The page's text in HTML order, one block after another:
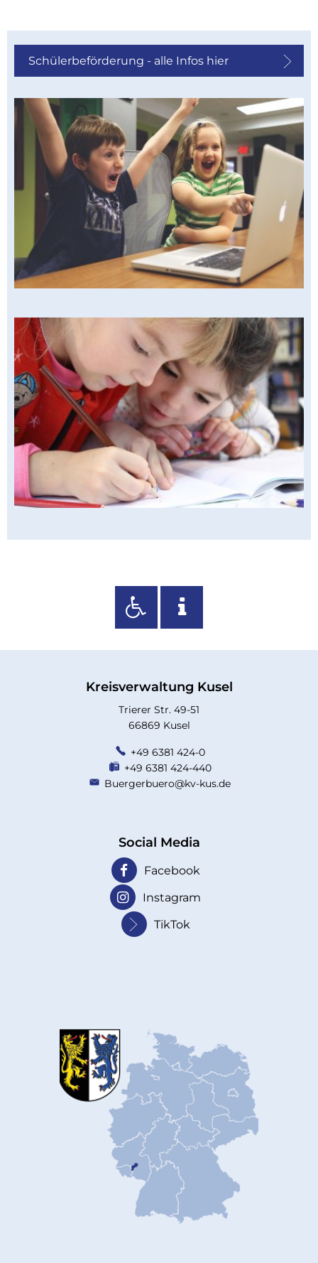
Schülerbeförderung - alle Infos hier
Kreisverwaltung Kusel
Trierer Str. 49-51
66869 Kusel
+49 6381 424-0
+49 6381 424-440
Buergerbuero@kv-kus.de
Social Media
Facebook
Instagram
TikTok